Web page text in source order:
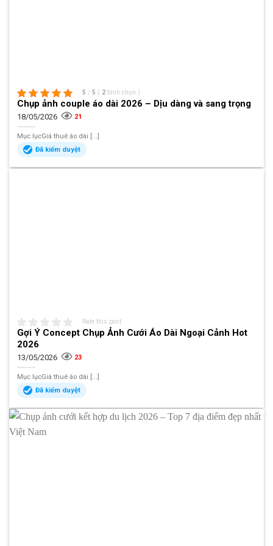
5 / 5 ( 2 bình chọn )
Chụp ảnh couple áo dài 2026 – Dịu dàng và sang trọng
18/05/2026 21
Mục lụcGiá thuê áo dài [...]
Đã kiểm duyệt
Rate this post
Gợi Ý Concept Chụp Ảnh Cưới Áo Dài Ngoại Cảnh Hot
2026
13/05/2026 23
Mục lụcGiá thuê áo dài [...]
Đã kiểm duyệt